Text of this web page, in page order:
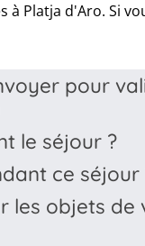
Platja d'Aro. Si
pour
dans votre
le séjour ?
l'animateur.
chambre
à récupérer
ce séjour
Par
les objets de